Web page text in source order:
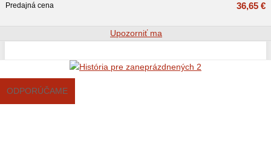
Predajná cena
36,65 €
Upozorniť ma
ODPORÚČAME